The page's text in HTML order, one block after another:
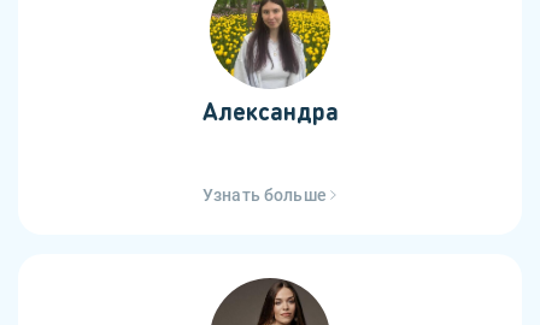
Александра
Узнать больше